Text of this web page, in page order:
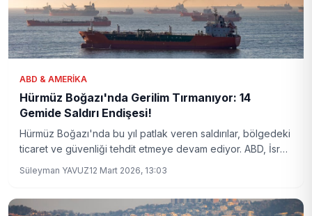
ABD & AMERIKA
Hürmüz Boğazı'nda Gerilim Tırmanıyor: 14
Gemide Saldırı Endişesi!
Hürmüz Boğazı'nda bu yıl patlak veren saldırılar, bölgedeki
ticaret ve güvenliği tehdit etmeye devam ediyor. ABD, İsrail
uluslararası deniz ticaretini riske atıyor.
Süleyman YAVUZ12 Mart 2026, 13:03